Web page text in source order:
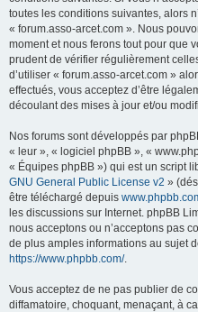
toutes les conditions suivantes, alors
« forum.asso-arcet.com ». Nous
moment et nous ferons tout pour que
prudent de vérifier régulièrement
d’utiliser « forum.asso-arcet.com »
effectués, vous acceptez d’être
découlant des mises à jour et/ou
Nos forums sont développés par
« leur », « logiciel phpBB », «
« Équipes phpBB ») qui est un script
GNU General Public License v2 »
être téléchargé depuis
les discussions sur Internet. phpBB
nous acceptons ou n’acceptons pas
de plus amples informations au sujet
https://www.phpbb.com/.
Vous acceptez de ne pas publier de
diffamatoire, choquant, menaçant, à